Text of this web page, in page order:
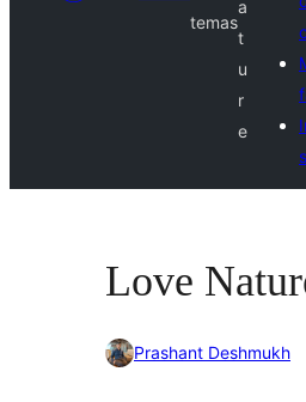
temas
a
t
u
r
e
Love
Prashant Deshmukh